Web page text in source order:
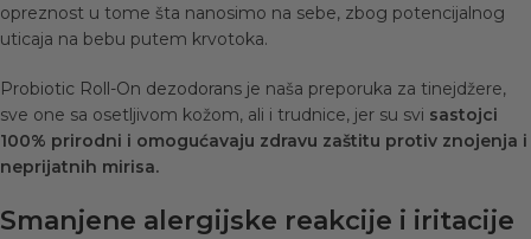
opreznost u tome šta nanosimo na sebe, zbog potencijalnog
uticaja na bebu putem krvotoka.
Probiotic Roll-On dezodorans je naša preporuka za tinejdžere,
sve one sa osetljivom kožom, ali i trudnice, jer su svi sastojci
100% prirodni i omogućavaju zdravu zaštitu protiv znojenja i
neprijatnih mirisa.
Smanjene alergijske reakcije i iritacije